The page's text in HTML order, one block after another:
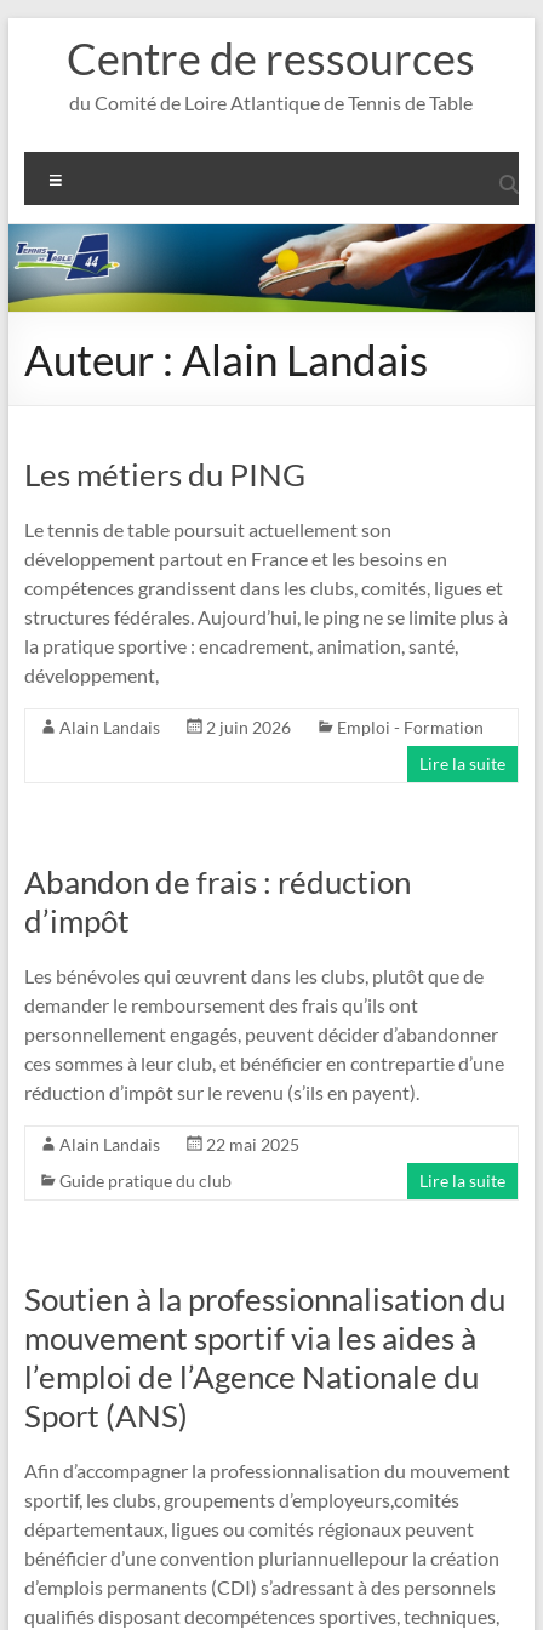
contenuCentre de ressources
du Comité de Loire Atlantique de Tennis de Table
Auteur : Alain Landais
Les métiers du PING
Le tennis de table poursuit actuellement son
développement partout en France et les besoins en
compétences grandissent dans les clubs, comités, ligues et
structures fédérales. Aujourd’hui, le ping ne se limite plus à
la pratique sportive : encadrement, animation, santé,
développement,
Alain Landais 2 juin 2026
Emploi - Formation
Lire la suite
Abandon de frais : réduction
d’impôt
Les bénévoles qui œuvrent dans les clubs, plutôt que de
demander le remboursement des frais qu’ils ont
personnellement engagés, peuvent décider d’abandonner
ces sommes à leur club, et bénéficier en contrepartie d’une
réduction d’impôt sur le revenu (s’ils en payent).
Alain Landais
22 mai 2025
Guide pratique du club
Lire la suite
Soutien à la professionnalisation du
mouvement sportif via les aides à
l’emploi de l’Agence Nationale du
Sport (ANS)
Afin d’accompagner la professionnalisation du mouvement
sportif, les clubs, groupements d’employeurs,comités
départementaux, ligues ou comités régionaux peuvent
bénéficier d’une convention pluriannuellepour la création
d’emplois permanents (CDI) s’adressant à des personnels
qualifiés disposant decompétences sportives, techniques,